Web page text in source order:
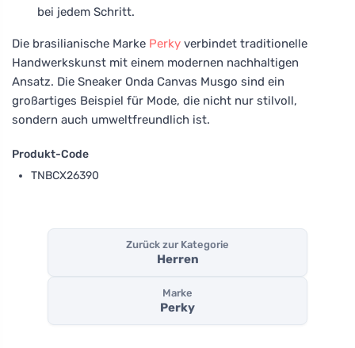
bei jedem Schritt.
Die brasilianische Marke Perky verbindet traditionelle
Handwerkskunst mit einem modernen nachhaltigen
Ansatz. Die Sneaker Onda Canvas Musgo sind ein
großartiges Beispiel für Mode, die nicht nur stilvoll,
sondern auch umweltfreundlich ist.
Produkt-Code
TNBCX26390
Zurück zur Kategorie
Herren
Marke
Perky